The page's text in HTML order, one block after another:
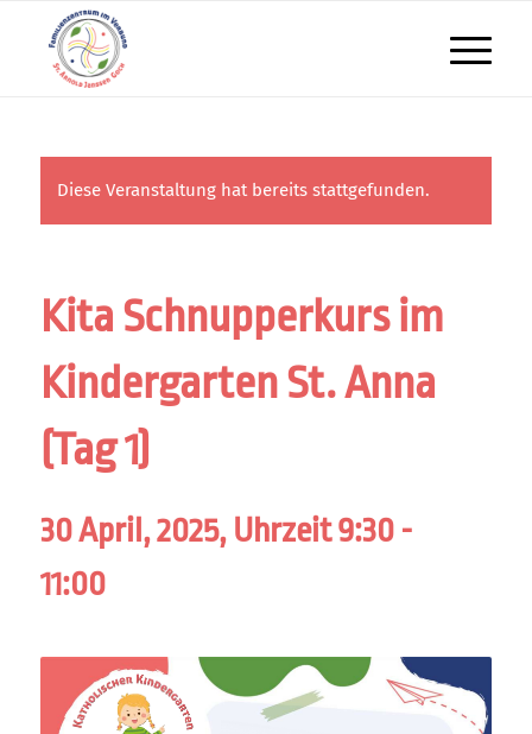
Diese Veranstaltung hat bereits stattgefunden.
Kita Schnupperkurs im
Kindergarten St. Anna
(Tag 1)
30 April, 2025, Uhrzeit 9:30-
11:00